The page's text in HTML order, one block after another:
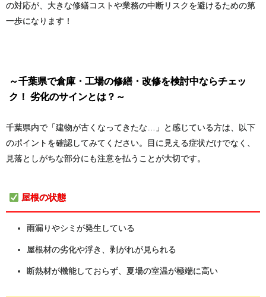
の対応が、大きな修繕コストや業務の中断リスクを避けるための第
一歩になります！
～千葉県で倉庫・工場の修繕・改修を検討中ならチェッ
ク！ 劣化のサインとは？～
千葉県内で「建物が古くなってきたな…」と感じている方は、以下
のポイントを確認してみてください。目に見える症状だけでなく、
見落としがちな部分にも注意を払うことが大切です。
屋根の状態
雨漏りやシミが発生している
屋根材の劣化や浮き、剥がれが見られる
断熱材が機能しておらず、夏場の室温が極端に高い